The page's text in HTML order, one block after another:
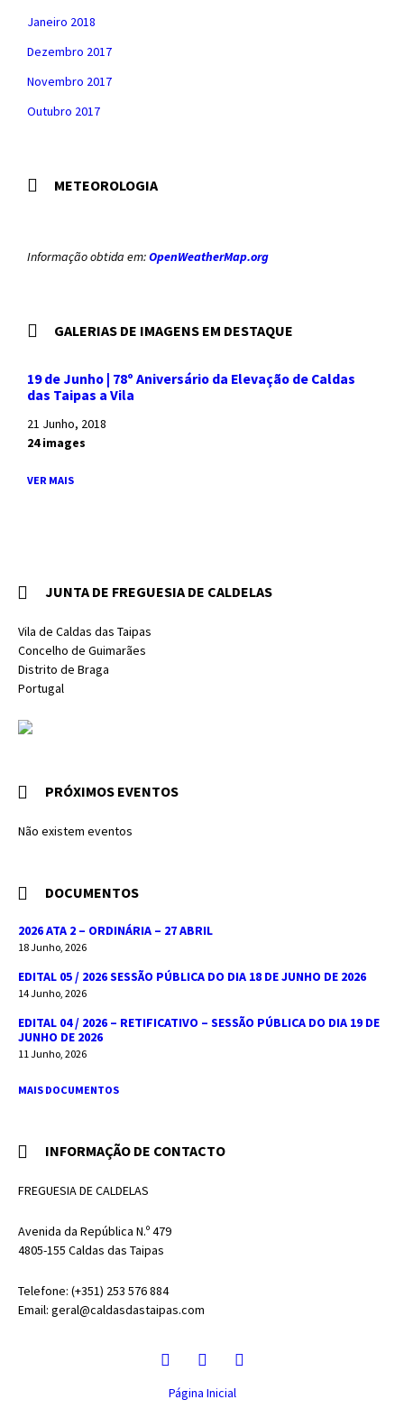
Janeiro 2018
Dezembro 2017
Novembro 2017
Outubro 2017
METEOROLOGIA
Informação obtida em:OpenWeatherMap.org
GALERIAS DE IMAGENS EM DESTAQUE
19 de Junho | 78º Aniversário da Elevação de Caldas
das Taipas a Vila
21 Junho, 2018
24 images
VER MAIS
JUNTA DE FREGUESIA DE CALDELAS
Vila de Caldas das Taipas
Concelho de Guimarães
Distrito de Braga
Portugal
PRÓXIMOS EVENTOS
Não existem eventos
DOCUMENTOS
2026 ATA 2 – ORDINÁRIA – 27 ABRIL
18 Junho, 2026
EDITAL 05 / 2026 SESSÃO PÚBLICA DO DIA 18 DE JUNHO DE 2026
14 Junho, 2026
EDITAL 04 / 2026 – RETIFICATIVO – SESSÃO PÚBLICA DO DIA 19 DE
JUNHO DE 2026
11 Junho, 2026
MAIS DOCUMENTOS
INFORMAÇÃO DE CONTACTO
FREGUESIA DE CALDELAS
Avenida da República N.º 479
4805-155 Caldas das Taipas
Telefone: (+351) 253 576 884
Email: geral@caldasdastaipas.com
FacebookEmailInstagram
Página Inicial